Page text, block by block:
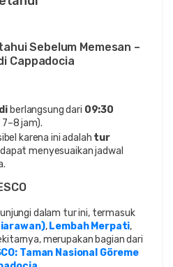
Sebelum Memesan –
Cappadocia
berlangsung dari 09:30
jam).
karena ini adalah tur
menyesuaikan jadwal
dalam tur ini, termasuk
, Lembah Merpati,
merupakan bagian dari
Taman Nasional Göreme